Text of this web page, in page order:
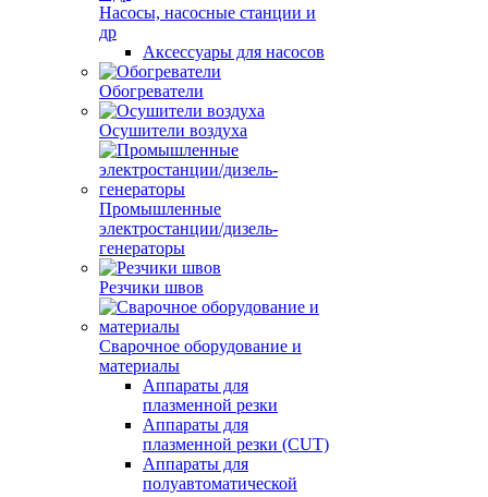
Насосы, насосные станции и
др
Аксессуары для насосов
Обогреватели
Осушители воздуха
Промышленные
электростанции/дизель-
генераторы
Резчики швов
Сварочное оборудование и
материалы
Аппараты для
плазменной резки
Аппараты для
плазменной резки (CUT)
Аппараты для
полуавтоматической